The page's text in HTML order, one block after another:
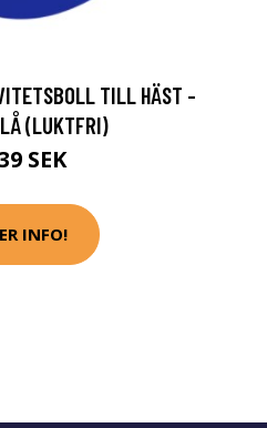
TILL HÄST -
(LUKTFRI)
SEK
INFO!